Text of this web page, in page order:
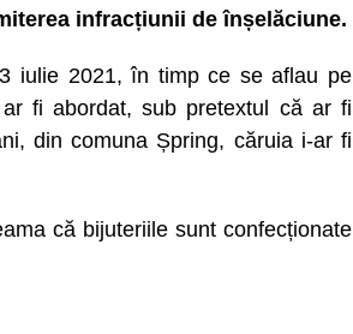
infracțiunii de înșelăciune.
iulie 2021, în timp ce se aflau pe
fi abordat, sub pretextul că ar fi
din comuna Șpring, căruia i-ar fi
că bijuteriile sunt confecționate